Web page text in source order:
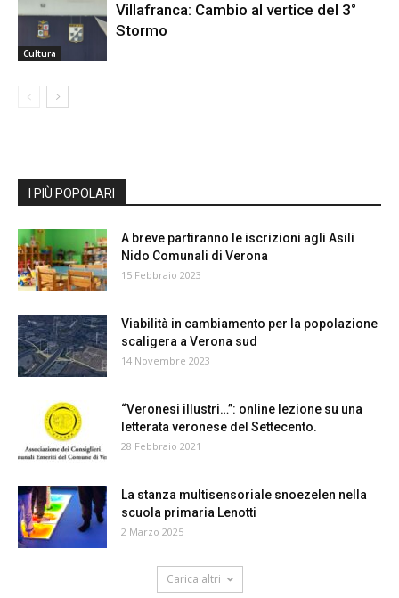
Cultura
Villafranca: Cambio al vertice del 3°
Stormo
I PIÙ POPOLARI
A breve partiranno le iscrizioni agli Asili
Nido Comunali di Verona
15 Febbraio 2023
Viabilità in cambiamento per la popolazione
scaligera a Verona sud
14 Novembre 2023
“Veronesi illustri…”: online lezione su una
letterata veronese del Settecento.
28 Febbraio 2021
La stanza multisensoriale snoezelen nella
scuola primaria Lenotti
2 Marzo 2025
Carica altri